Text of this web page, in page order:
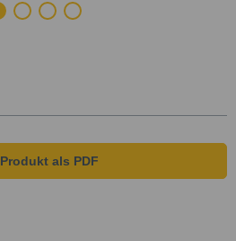
Produkt als PDF